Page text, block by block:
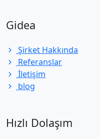
Gidea
Şirket Hakkında
Referanslar
İletişim
blog
Hızlı Dolaşım